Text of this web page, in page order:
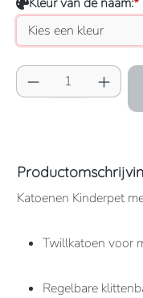
Katoenen Kinderpet
Twillkatoen voor
Regelbare